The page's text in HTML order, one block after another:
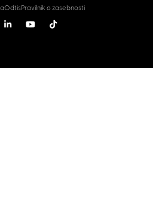
OdtisPravilnik o zasebnosti